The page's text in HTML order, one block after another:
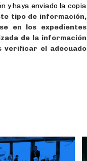
y haya enviado la copia
tipo de información,
en los expedientes
de la información
verificar el adecuado